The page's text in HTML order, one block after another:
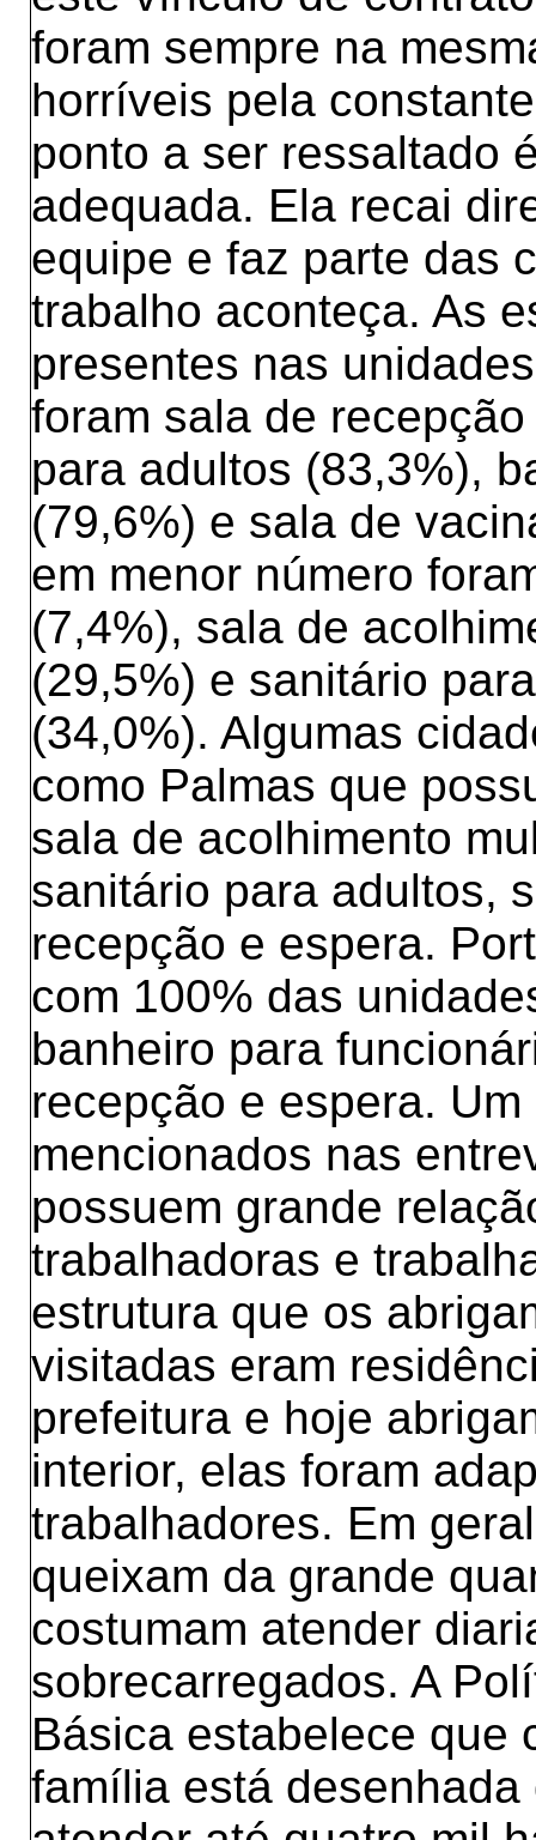
foram sempre na
horríveis pela
ponto a ser ressaltado
adequada. Ela recai
equipe e faz parte das
trabalho aconteça. As
presentes nas
foram sala de
para adultos (83,3%),
(79,6%) e sala de
em menor número
(7,4%), sala de
(29,5%) e sanitário
(34,0%). Algumas
como Palmas que
sala de acolhimento
sanitário para adultos,
recepção e espera.
com 100% das
banheiro para
recepção e espera.
mencionados nas
possuem grande
trabalhadoras e
estrutura que os
visitadas eram
prefeitura e hoje
interior, elas foram
trabalhadores. Em
queixam da grande
costumam atender
sobrecarregados. A
Básica estabelece que
família está